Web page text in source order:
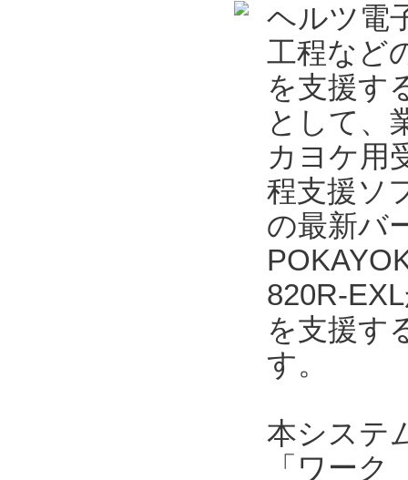
ヘルツ電
工程など
を支援す
として、
カヨケ用
程支援ソ
の最新バ
820R-
を支援す
す。
本システ
「ワー